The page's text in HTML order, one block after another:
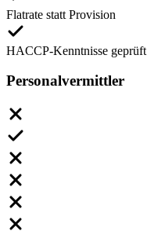
Flatrate statt Provision
HACCP-Kenntnisse geprüft
Personalvermittler